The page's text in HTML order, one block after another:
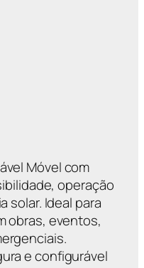
Móvel com
operação
solar. Ideal para
obras, eventos,
e configurável